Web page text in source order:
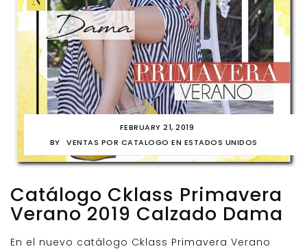
FEBRUARY 21, 2019
BY
VENTAS POR CATALOGO EN ESTADOS UNIDOS
Catálogo Cklass Primavera
Verano 2019 Calzado Dama
En el nuevo catálogo Cklass Primavera Verano